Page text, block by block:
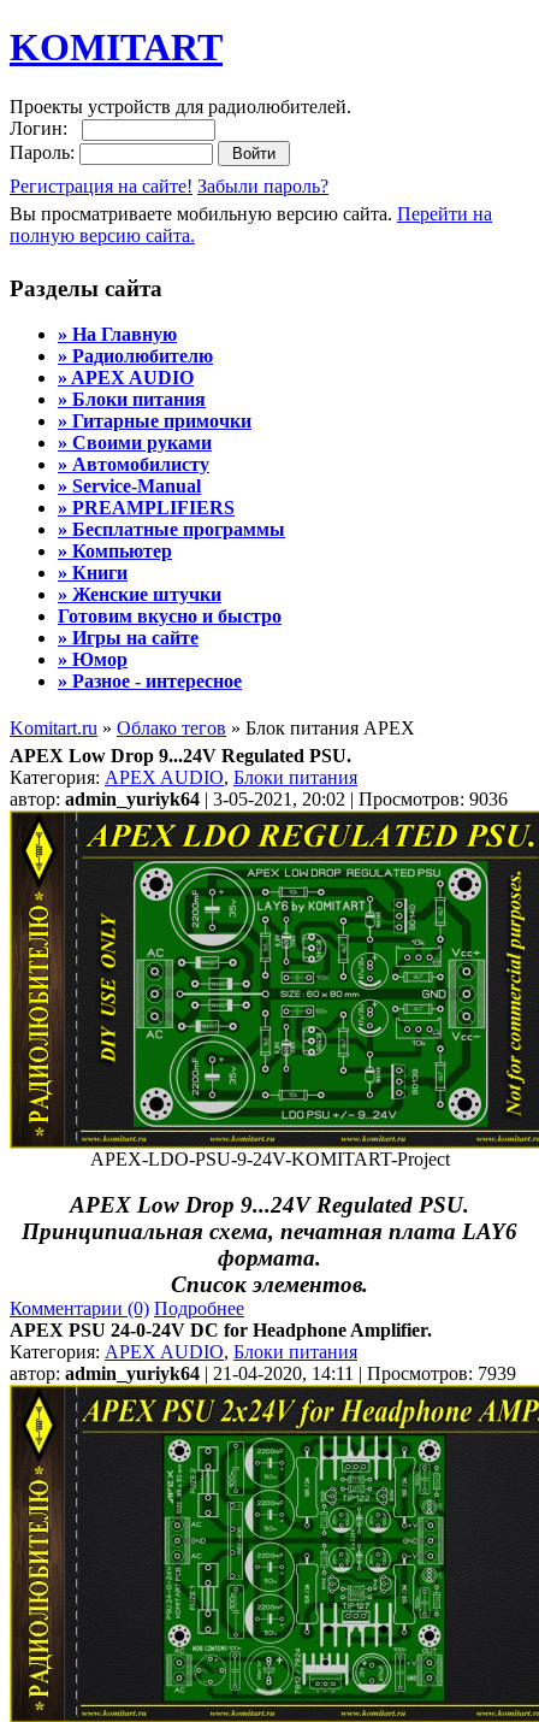
KOMITART
Проекты устройств для радиолюбителей.
Логин:
Пароль:
Регистрация на сайте! Забыли пароль?
Вы просматриваете мобильную версию сайта. Перейти на
полную версию сайта.
Разделы сайта
» На Главную
» Радиолюбителю
» APEX AUDIO
» Блоки питания
» Гитарные примочки
» Своими руками
» Автомобилисту
» Service-Manual
» PREAMPLIFIERS
» Бесплатные программы
» Компьютер
» Книги
» Женские штучки
Готовим вкусно и быстро
» Игры на сайте
» Юмор
» Разное - интересное
Komitart.ru » Облако тегов » Блок питания APEX
APEX Low Drop 9...24V Regulated PSU.
Категория: APEX AUDIO, Блоки питания
автор: admin_yuriyk64 | 3-05-2021, 20:02 | Просмотров: 9036
APEX-LDO-PSU-9-24V-KOMITART-Project
APEX Low Drop 9...24V Regulated PSU.
Принципиальная схема, печатная плата LAY6
формата.
Список элементов.
Комментарии (0) Подробнее
APEX PSU 24-0-24V DC for Headphone Amplifier.
Категория: APEX AUDIO, Блоки питания
автор: admin_yuriyk64 | 21-04-2020, 14:11 | Просмотров: 7939